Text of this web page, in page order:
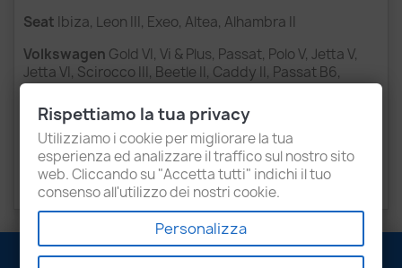
Seat Ibiza, Leon III, Exeo, Altea, Alhambra II
Volkswagen Gold VI, Vi & Plus, Passat, Polo V, Jetta V,
Jetta VI, Scirocco III, Beetle II, Caddy II, Passat B6,
Passat B7, Passat CC, Touran, Sharan II, T5, Amarok
Cod.MotCAYB, CAYC, CBAB, CBBB, CBAA, CFFB,
CAGA, CAHA, CAGB, CAHB, CAGC, FCA, CAAA, CAAB,
CAAC, CCHA, CAVA, CBAB, CBDA, CBDD, CBAC, CBDA,
CBDC.
Rispettiamo la tua privacy
Utilizziamo i cookie per migliorare la tua
esperienza ed analizzare il traffico sul nostro sito
web. Cliccando su "Accetta tutti" indichi il tuo
consenso all'utilizzo dei nostri cookie.
Personalizza